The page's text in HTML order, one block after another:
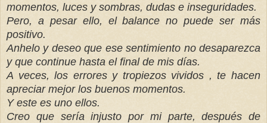
momentos, luces y sombras, dudas e inseguridades.
Pero, a pesar ello, el balance no puede ser más
positivo.
Anhelo y deseo que ese sentimiento no desaparezca
y que continue hasta el final de mis días.
A veces, los errores y tropiezos vividos , te hacen
apreciar mejor los buenos momentos.
Y este es uno ellos.
Creo que sería injusto por mi parte, después de